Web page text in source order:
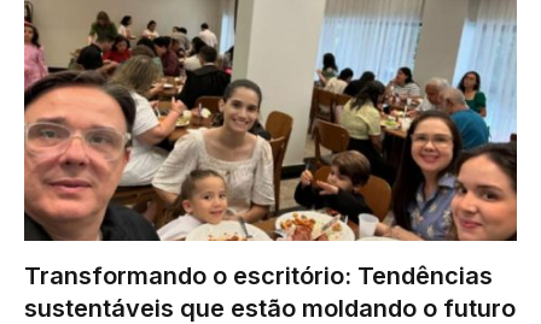
Transformando o escritório: Tendências
sustentáveis que estão moldando o futuro